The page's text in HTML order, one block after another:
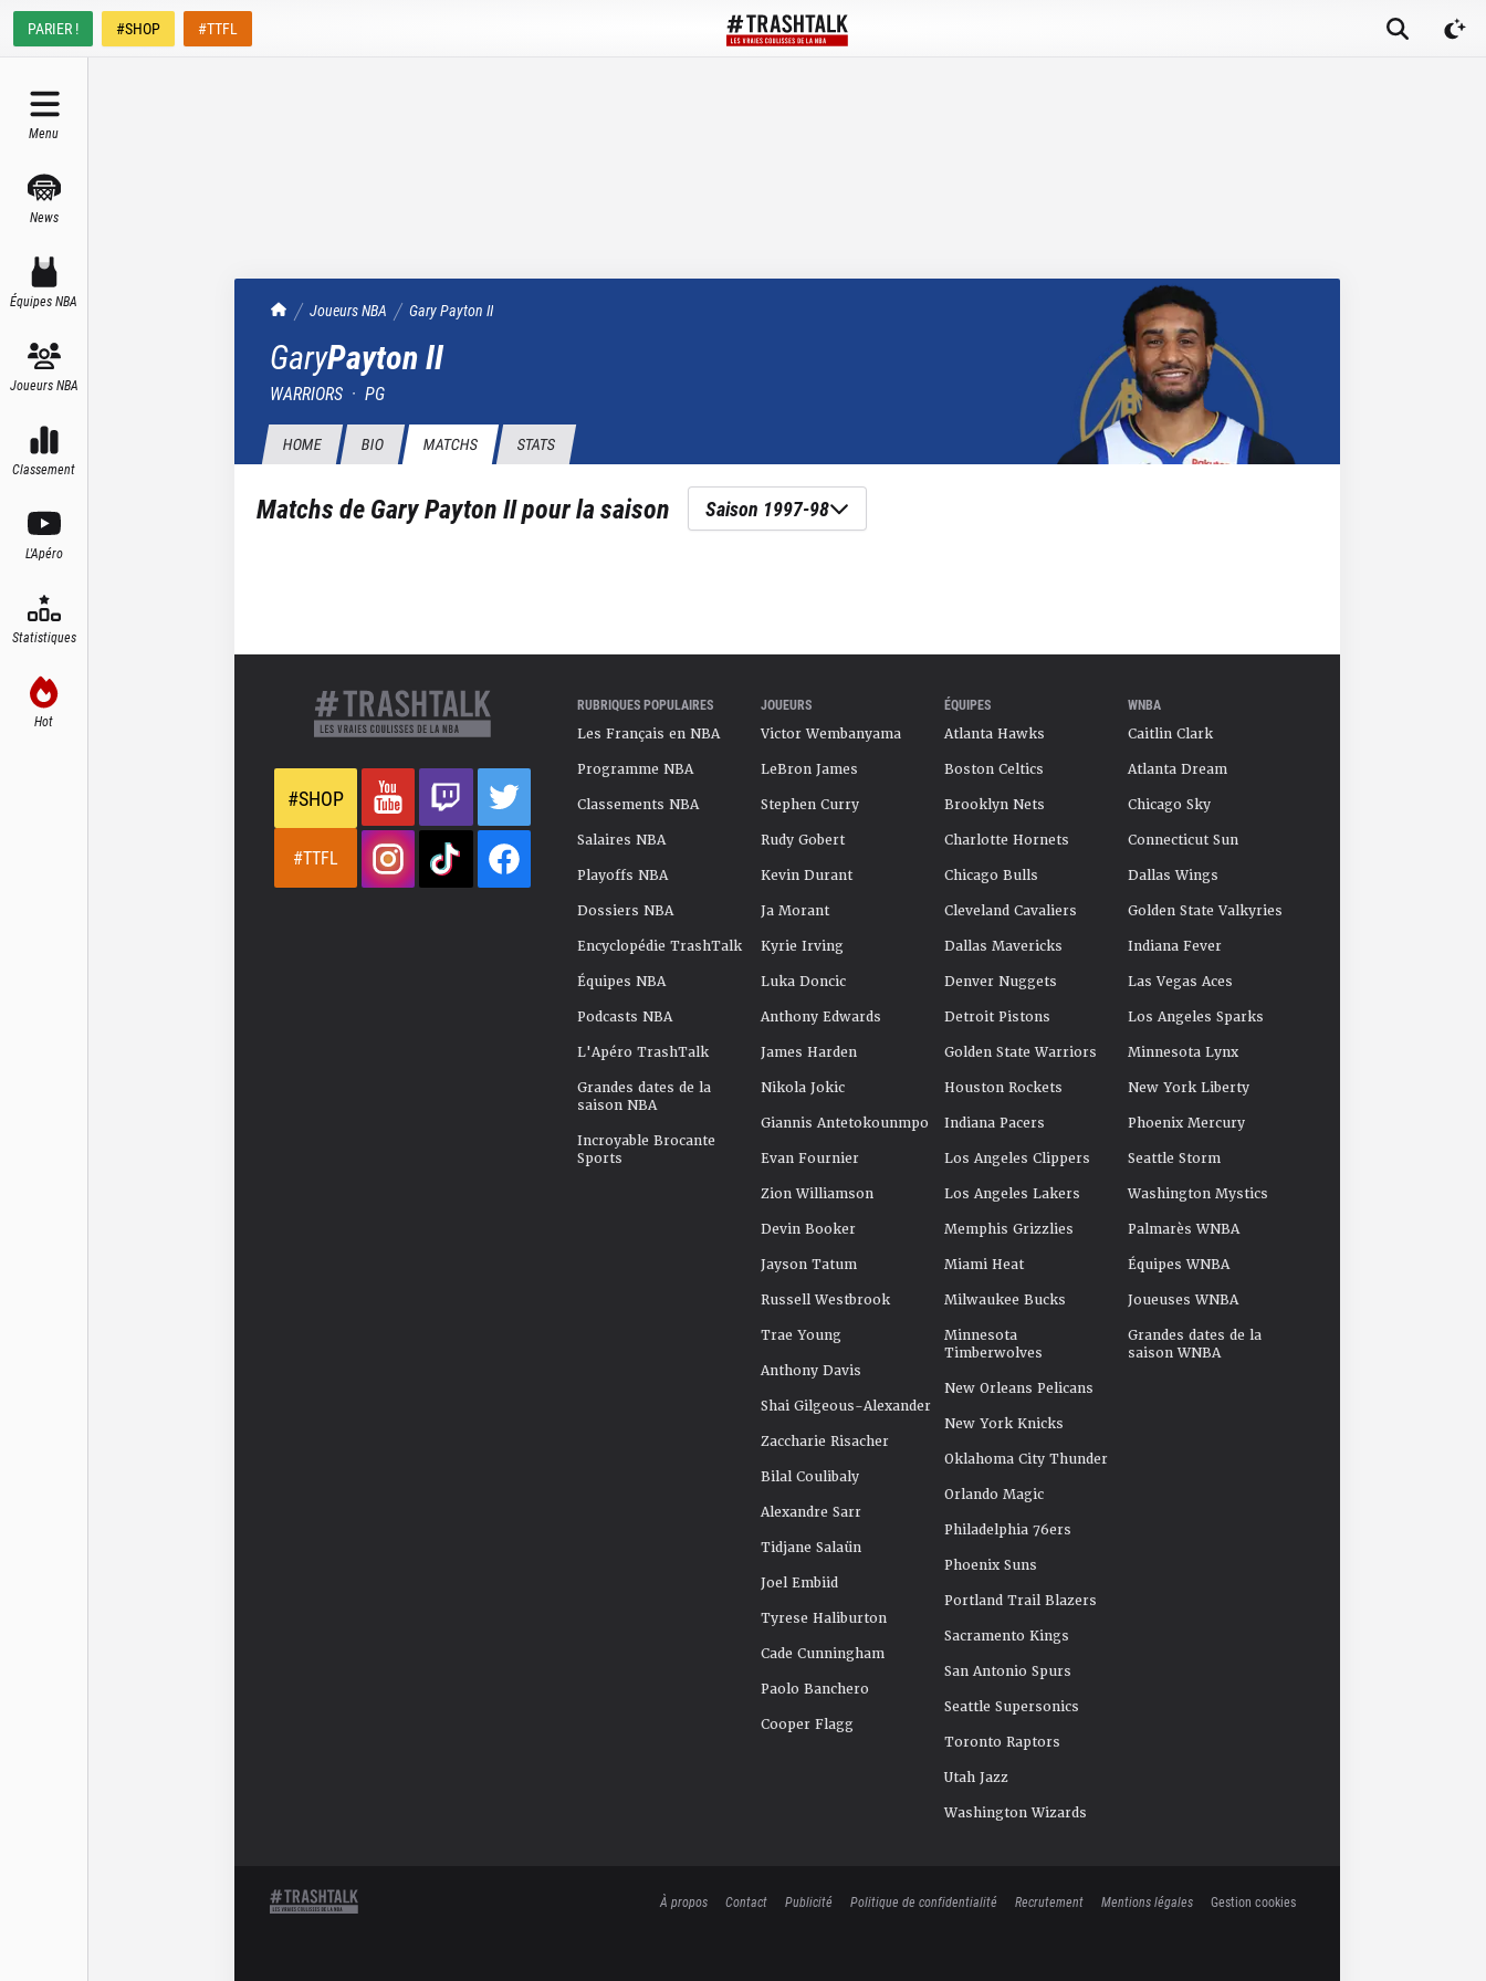
PARIER ! #SHOP #TTFL
Menu
News
Équipes NBA
Joueurs NBA
Classement
L'Apéro
Statistiques
Hot
TrashTalk Actu NBA
Joueurs NBA GaryPayton II
GaryPayton II
WARRIORS · PG
HOME BIO MATCHS STATS
Matchs deGary Payton IIpour la saison Saison 1997-98
#SHOP
#TTFL
RUBRIQUES POPULAIRES
Les Français en NBA
Programme NBA
Classements NBA
Salaires NBA
Playoffs NBA
Dossiers NBA
Encyclopédie TrashTalk
Équipes NBA
Podcasts NBA
L'Apéro TrashTalk
Grandes dates de la
saison NBA
Incroyable Brocante
Sports
JOUEURS
Victor Wembanyama
LeBron James
Stephen Curry
Rudy Gobert
Kevin Durant
Ja Morant
Kyrie Irving
Luka Doncic
Anthony Edwards
James Harden
Nikola Jokic
Giannis Antetokounmpo
Evan Fournier
Zion Williamson
Devin Booker
Jayson Tatum
Russell Westbrook
Trae Young
Anthony Davis
Shai Gilgeous-Alexander
Zaccharie Risacher
Bilal Coulibaly
Alexandre Sarr
Tidjane Salaün
Joel Embiid
Tyrese Haliburton
Cade Cunningham
Paolo Banchero
Cooper Flagg
ÉQUIPES
Atlanta Hawks
Boston Celtics
Brooklyn Nets
Charlotte Hornets
Chicago Bulls
Cleveland Cavaliers
Dallas Mavericks
Denver Nuggets
Detroit Pistons
Golden State Warriors
Houston Rockets
Indiana Pacers
Los Angeles Clippers
Los Angeles Lakers
Memphis Grizzlies
Miami Heat
Milwaukee Bucks
Minnesota
Timberwolves
New Orleans Pelicans
New York Knicks
Oklahoma City Thunder
Orlando Magic
Philadelphia 76ers
Phoenix Suns
Portland Trail Blazers
Sacramento Kings
San Antonio Spurs
Seattle Supersonics
Toronto Raptors
Utah Jazz
Washington Wizards
WNBA
Caitlin Clark
Atlanta Dream
Chicago Sky
Connecticut Sun
Dallas Wings
Golden State Valkyries
Indiana Fever
Las Vegas Aces
Los Angeles Sparks
Minnesota Lynx
New York Liberty
Phoenix Mercury
Seattle Storm
Washington Mystics
Palmarès WNBA
Équipes WNBA
Joueuses WNBA
Grandes dates de la
saison WNBA
À propos Contact Publicité Politique de confidentialité Recrutement Mentions légales Gestion cookies